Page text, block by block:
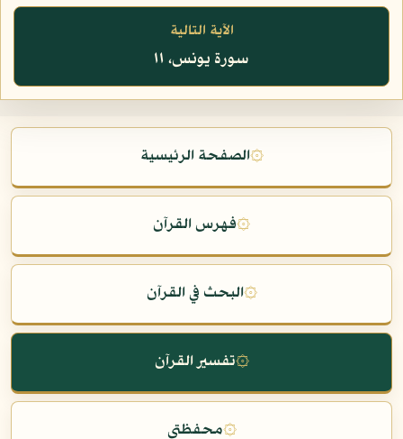
الآية التالية
سورة يونس، ١١
۞الصفحة الرئيسية
۞فهرس القرآن
۞البحث في القرآن
۞تفسير القرآن
۞محفظتي